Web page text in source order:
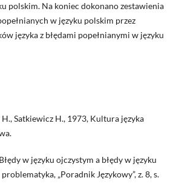
polskim. Na koniec dokonano zestawienia
w języku polskim przez
języka z błędami popełnianymi w języku
Satkiewicz H., 1973, Kultura języka
w języku ojczystym a błędy w języku
„Poradnik Językowy”, z. 8, s.